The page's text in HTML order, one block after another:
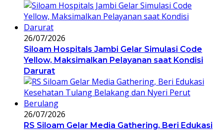
26/07/2026
Siloam Hospitals Jambi Gelar Simulasi Code
Yellow, Maksimalkan Pelayanan saat Kondisi
Darurat
26/07/2026
RS Siloam Gelar Media Gathering, Beri Edukasi